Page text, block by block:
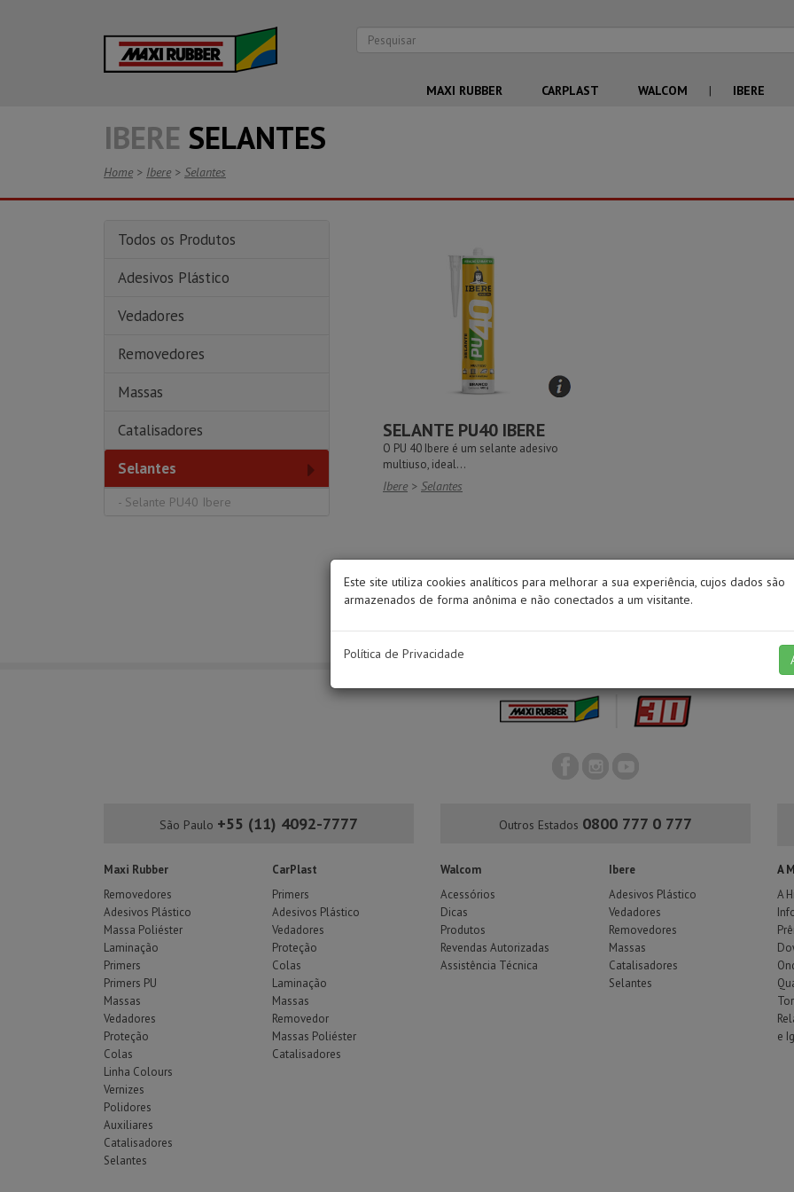
MAXI RUBBER CARPLAST WALCOM | IBERE
IBERE SELANTES
Home > Ibere > Selantes
Todos os Produtos
Adesivos Plástico
Vedadores
Removedores
Massas
Catalisadores
Selantes
- Selante PU40 Ibere
SELANTE PU40 IBERE
O PU 40 Ibere é um selante adesivo
multiuso, ideal...
Ibere > Selantes
São Paulo +55 (11) 4092-7777 Outros Estados 0800 777 0 777
Maxi Rubber
Removedores
Adesivos Plástico
Massa Poliéster
Laminação
Primers
Primers PU
Massas
Vedadores
Proteção
Colas
Linha Colours
Vernizes
Polidores
Auxiliares
Catalisadores
Selantes
CarPlast
Primers
Adesivos Plástico
Vedadores
Proteção
Colas
Laminação
Massas
Removedor
Massas Poliéster
Catalisadores
Walcom
Acessórios
Dicas
Produtos
Revendas Autorizadas
Assistência Técnica
Ibere
Adesivos Plástico
Vedadores
Removedores
Massas
Catalisadores
Selantes
A
A
e
Este site utiliza cookies analíticos para melhorar a sua experiência, cujos dados são
armazenados de forma anônima e não conectados a um visitante.
Política de Privacidade